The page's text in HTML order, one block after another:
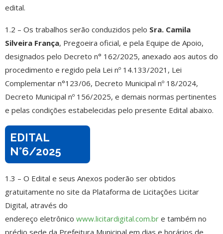
edital.
1.2 – Os trabalhos serão conduzidos pelo Sra. Camila
Silveira França, Pregoeira oficial, e pela Equipe de Apoio,
designados pelo Decreto n° 162/2025, anexado aos autos do
procedimento e regido pela Lei nº 14.133/2021, Lei
Complementar n°123/06, Decreto Municipal nº 18/2024,
Decreto Municipal nº 156/2025, e demais normas pertinentes
e pelas condições estabelecidas pelo presente Edital abaixo.
EDITAL
N°6/2025
1.3 – O Edital e seus Anexos poderão ser obtidos
gratuitamente no site da Plataforma de Licitações Licitar
Digital, através do
endereço eletrônico www.licitardigital.com.br e também no